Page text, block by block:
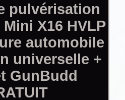
pulvérisation
Mini X16 HVLP
automobile
universelle +
GunBudd